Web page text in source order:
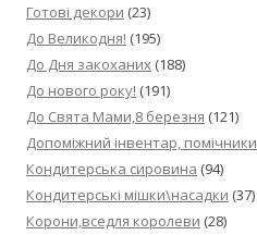
Готові декори (23)
До Великодня! (195)
До Дня закоханих (188)
До нового року! (191)
До Свята Мами,8 березня (121)
Допоміжний інвентар, помічники
Кондитерська сировина (94)
Кондитерські мішки\насадки (37)
Корони,вседля королеви (28)